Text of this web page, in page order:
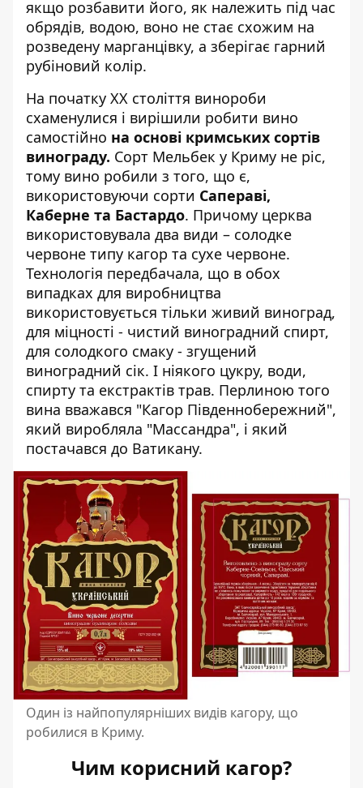
якщо розбавити його, як належить під час
обрядів, водою, воно не стає схожим на
розведену марганцівку, а зберігає гарний
рубіновий колір.
На початку ХХ століття винороби
схаменулися і вирішили робити вино
самостійно на основі кримських сортів
винограду. Сорт Мельбек у Криму не ріс,
тому вино робили з того, що є,
використовуючи сорти Сапераві,
Каберне та Бастардо. Причому церква
використовувала два види – солодке
червоне типу кагор та сухе червоне.
Технологія передбачала, що в обох
випадках для виробництва
використовується тільки живий виноград,
для міцності - чистий виноградний спирт,
для солодкого смаку - згущений
виноградний сік. І ніякого цукру, води,
спирту та екстрактів трав. Перлиною того
вина вважався "Кагор Південнобережний",
який виробляла "Массандра", і який
постачався до Ватикану.
Один із найпопулярніших видів кагору, що
робилися в Криму.
Чим корисний кагор?